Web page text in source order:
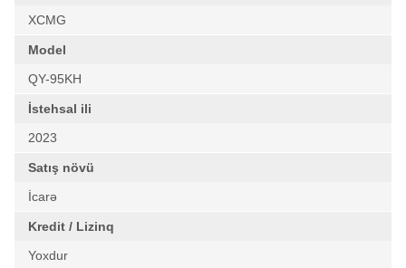
XCMG
Model
QY-95KH
İstehsal ili
2023
Satış növü
İcarə
Kredit / Lizinq
Yoxdur